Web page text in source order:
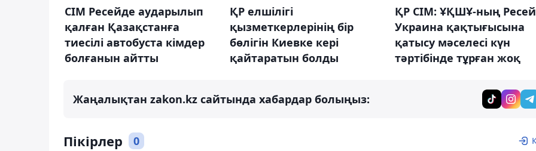
СІМ Ресейде аударылып
қалған Қазақстанға
тиесілі автобуста кімдер
болғанын айтты
ҚР елшілігі
қызметкерлерінің бір
бөлігін Киевке кері
қайтаратын болды
ҚР СІМ: ҰҚШҰ-ның
Украина қақтығысына
қатысу мәселесі күн
тәртібінде тұрған жоқ
Жаңалықтан zakon.kz сайтында хабардар болыңыз:
Пікірлер 0